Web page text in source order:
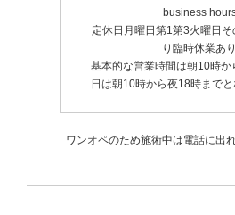
business
定休日月曜日第1第3火曜日そ
り臨時休業あり
基本的な営業時間は朝10時
日は朝10時から夜18時まで
ワンオペのため施術中は電話に出